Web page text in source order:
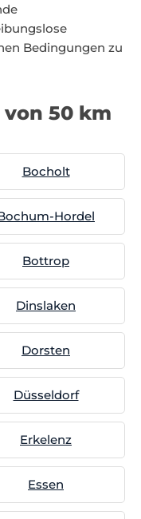
Bedingungen zu
50 km
Bocholt
Hordel
Bottrop
Dinslaken
Dorsten
Düsseldorf
Erkelenz
Essen